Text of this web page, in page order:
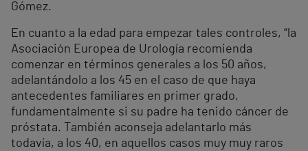
Gómez.
En cuanto a la edad para empezar tales controles, “la
Asociación Europea de Urología recomienda
comenzar en términos generales a los 50 años,
adelantándolo a los 45 en el caso de que haya
antecedentes familiares en primer grado,
fundamentalmente si su padre ha tenido cáncer de
próstata. También aconseja adelantarlo más
todavía, a los 40, en aquellos casos muy muy raros